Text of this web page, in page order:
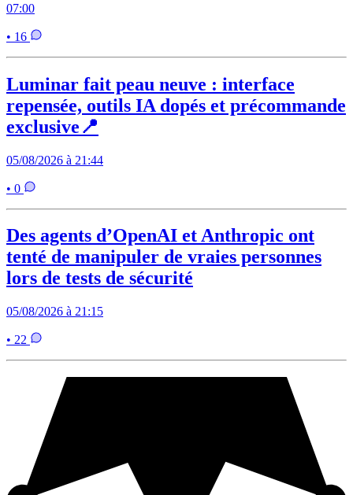
07:00
• 16
Luminar fait peau neuve : interface
repensée, outils IA dopés et précommande
exclusive📍
05/08/2026 à 21:44
• 0
Des agents d’OpenAI et Anthropic ont
tenté de manipuler de vraies personnes
lors de tests de sécurité
05/08/2026 à 21:15
• 22